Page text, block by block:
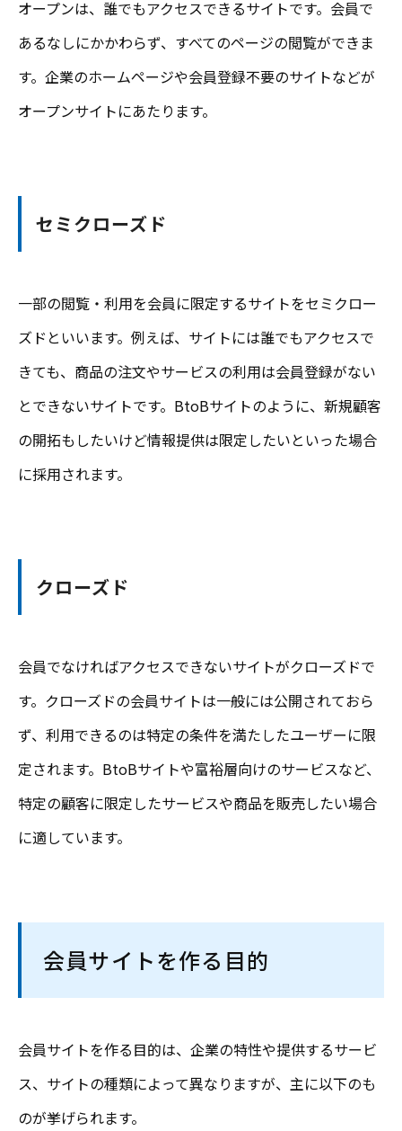
オープンは、誰でもアクセスできるサイトです。会員で
あるなしにかかわらず、すべてのページの閲覧ができま
す。企業のホームページや会員登録不要のサイトなどが
オープンサイトにあたります。
セミクローズド
一部の閲覧・利用を会員に限定するサイトをセミクロー
ズドといいます。例えば、サイトには誰でもアクセスで
きても、商品の注文やサービスの利用は会員登録がない
とできないサイトです。BtoBサイトのように、新規顧客
の開拓もしたいけど情報提供は限定したいといった場合
に採用されます。
クローズド
会員でなければアクセスできないサイトがクローズドで
す。クローズドの会員サイトは一般には公開されておら
ず、利用できるのは特定の条件を満たしたユーザーに限
定されます。BtoBサイトや富裕層向けのサービスなど、
特定の顧客に限定したサービスや商品を販売したい場合
に適しています。
会員サイトを作る目的
会員サイトを作る目的は、企業の特性や提供するサービ
ス、サイトの種類によって異なりますが、主に以下のも
のが挙げられます。